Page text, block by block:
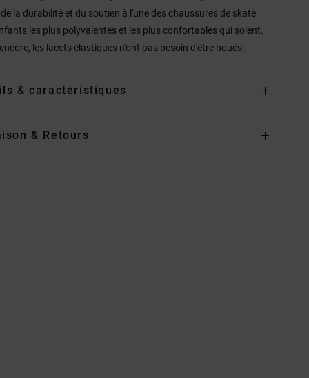
la durabilité et du soutien à l'une des chaussures de skate
les plus polyvalentes et les plus confortables qui soient.
les lacets élastiques n'ont pas besoin d'être noués.
& caractéristiques
& Retours